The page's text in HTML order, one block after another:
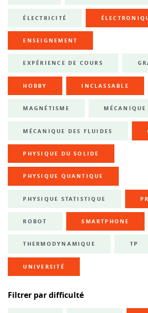
ÉLECTRICITÉ
ENSEIGNEMENT
EXPÉRIENCE DE COURS
HOBBY INCLASSABLE
MAGNÉTISME MÉCANIQUE
MÉCANIQUE DES FLUIDES
PHYSIQUE DU SOLIDE
PHYSIQUE QUANTIQUE
PHYSIQUE STATISTIQUE
ROBOT SMARTPHONE
THERMODYNAMIQUE TP
UNIVERSITÉ
Filtrer par difficulté